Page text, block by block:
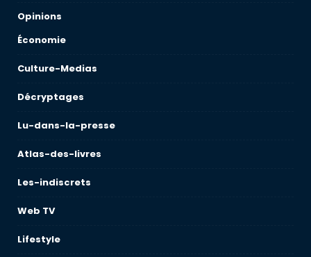
Opinions
Économie
Culture-Medias
Décryptages
Lu-dans-la-presse
Atlas-des-livres
Les-indiscrets
Web TV
Lifestyle